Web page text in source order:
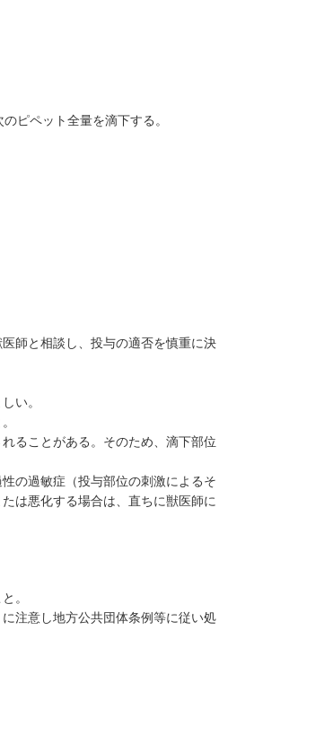
ピペット全量を滴下する。
師と相談し、投与の適否を慎重に決
い。
ることがある。そのため、滴下部位
の過敏症（投与部位の刺激によるそ
は悪化する場合は、直ちに獣医師に
。
注意し地方公共団体条例等に従い処